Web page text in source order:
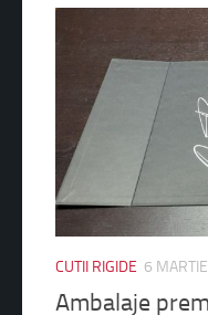
CUTII RIGIDE 6
Ambalaje